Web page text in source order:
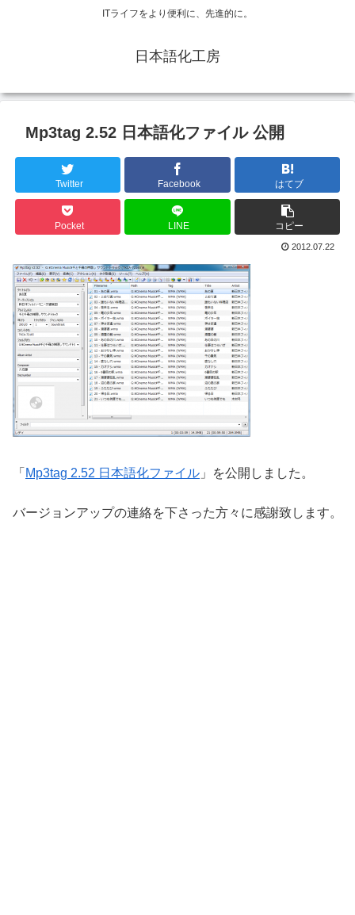
ITライフをより便利に、先進的に。
日本語化工房
Mp3tag 2.52 日本語化ファイル 公開
Twitter Facebook はてブ
Pocket LINE コピー
2012.07.22
「 Mp3tag 2.52 日本語化ファイル 」を公開しました。
バージョンアップの連絡を下さった方々に感謝致します。